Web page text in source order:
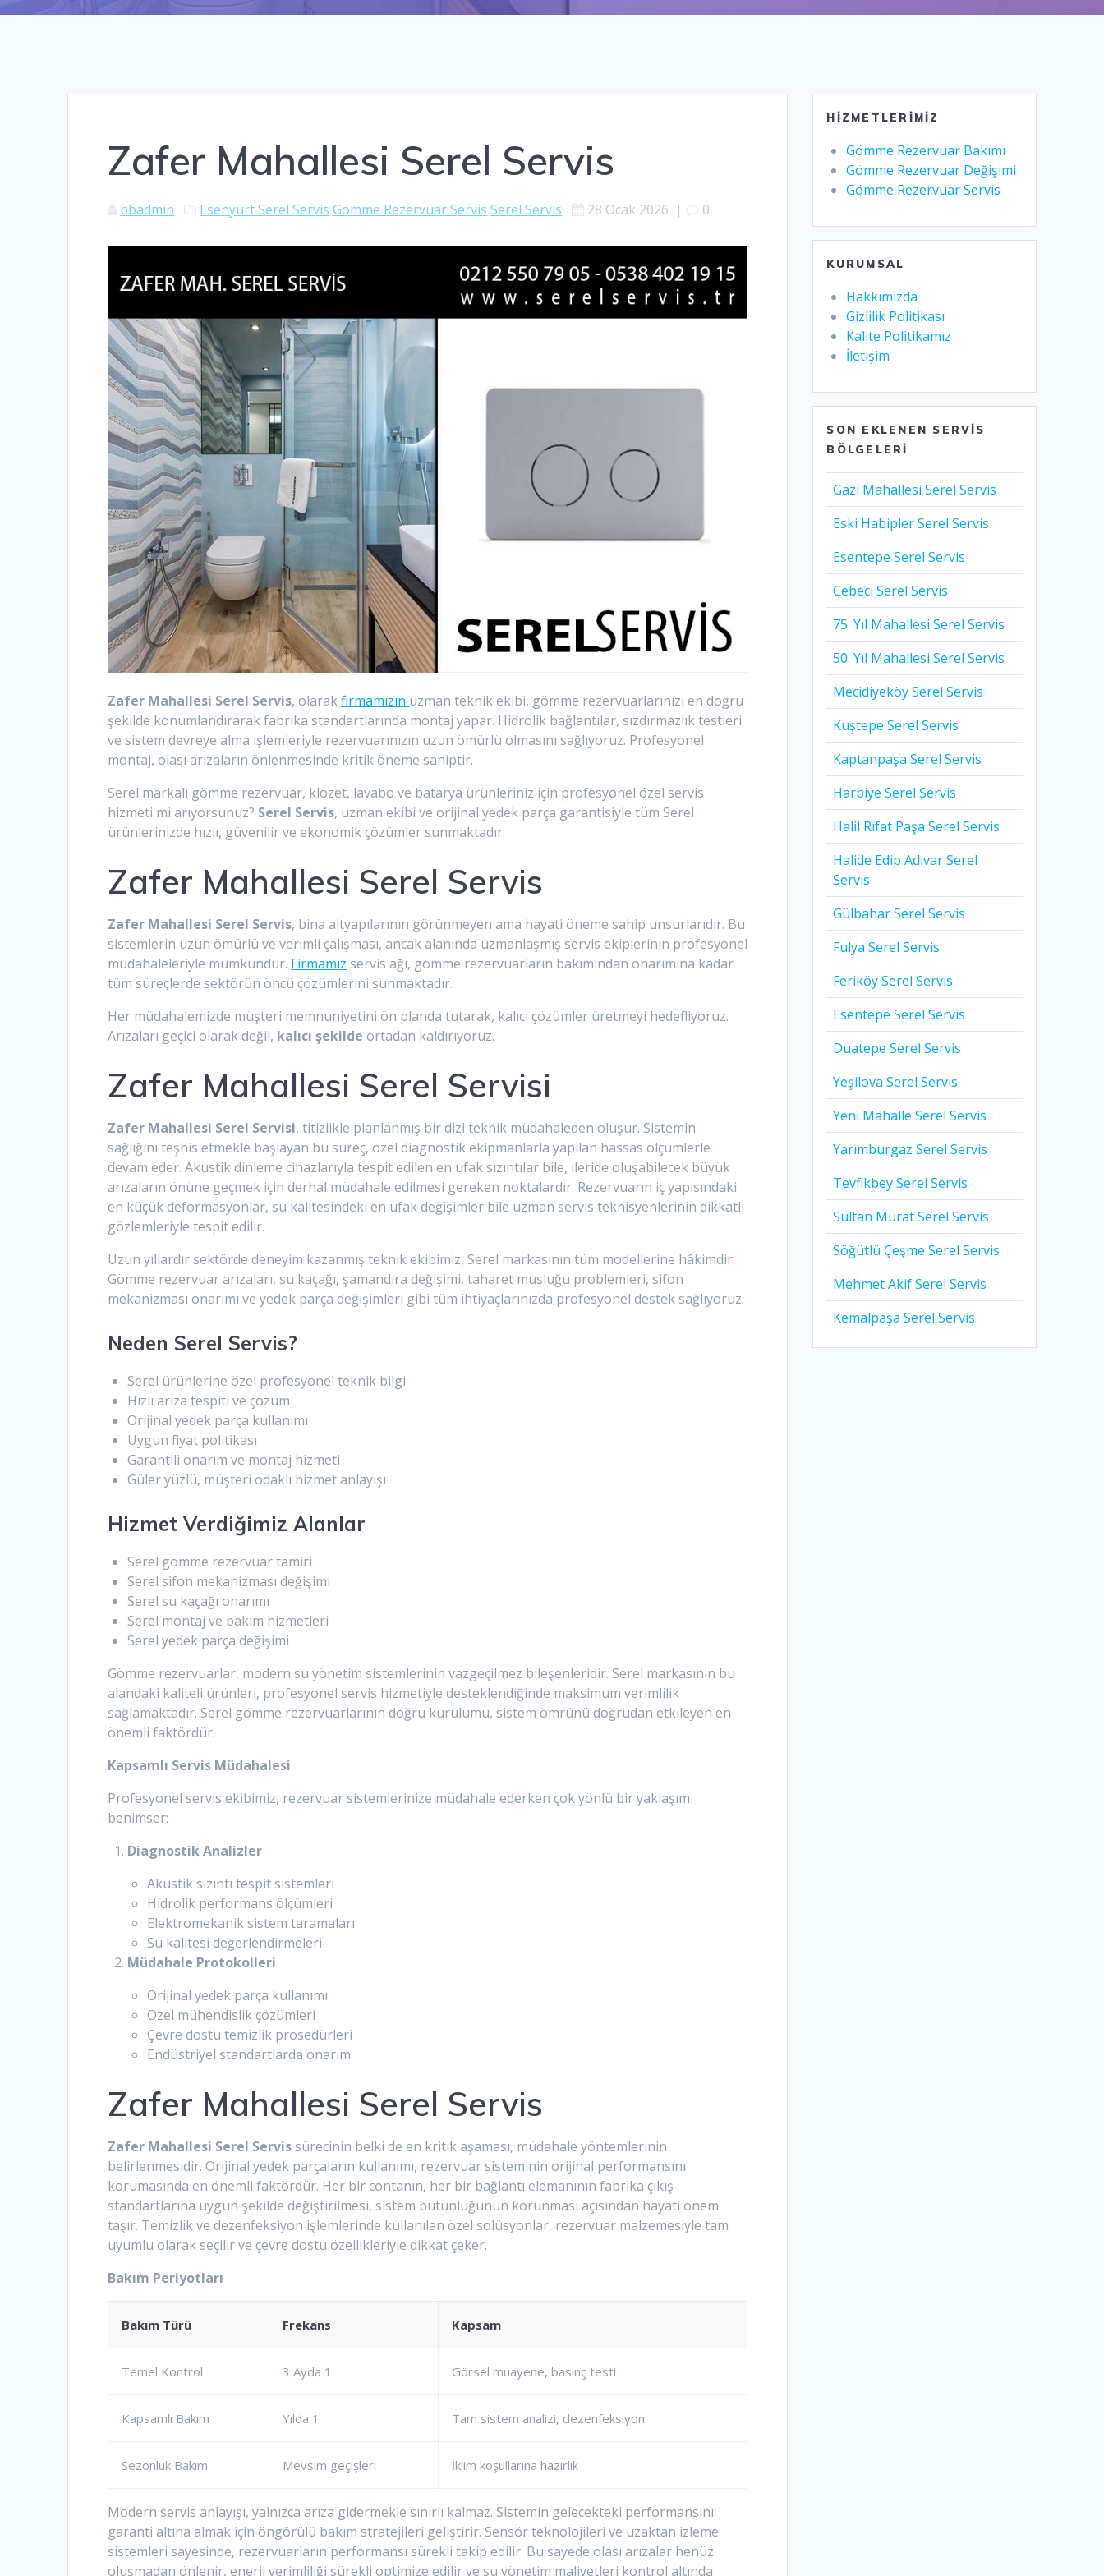
Zafer Mahallesi Serel Servis
bbadmin Esenyurt Serel Servis Gömme Rezervuar Servis Serel Servis 28 Ocak 2026 | 0
Zafer Mahallesi Serel Servis, olarakfirmamızın uzman teknik ekibi, gömme rezervuarlarınızı en doğru
şekilde konumlandırarak fabrika standartlarında montaj yapar. Hidrolik bağlantılar, sızdırmazlık testleri
ve sistem devreye alma işlemleriyle rezervuarınızın uzun ömürlü olmasını sağlıyoruz. Profesyonel
montaj, olası arızaların önlenmesinde kritik öneme sahiptir.
Serel markalı gömme rezervuar, klozet, lavabo ve batarya ürünleriniz için profesyonel özel servis
hizmeti mi arıyorsunuz? Serel Servis, uzman ekibi ve orijinal yedek parça garantisiyle tüm Serel
ürünlerinizde hızlı, güvenilir ve ekonomik çözümler sunmaktadır.
Zafer Mahallesi Serel Servis
Zafer Mahallesi Serel Servis, bina altyapılarının görünmeyen ama hayati öneme sahip unsurlarıdır. Bu
sistemlerin uzun ömürlü ve verimli çalışması, ancak alanında uzmanlaşmış servis ekiplerinin profesyonel
müdahaleleriyle mümkündür. Firmamız servis ağı, gömme rezervuarların bakımından onarımına kadar
tüm süreçlerde sektörün öncü çözümlerini sunmaktadır.
Her müdahalemizde müşteri memnuniyetini ön planda tutarak, kalıcı çözümler üretmeyi hedefliyoruz.
Arızaları geçici olarak değil, kalıcı şekilde ortadan kaldırıyoruz.
Zafer Mahallesi Serel Servisi
Zafer Mahallesi Serel Servisi, titizlikle planlanmış bir dizi teknik müdahaleden oluşur. Sistemin
sağlığını teşhis etmekle başlayan bu süreç, özel diagnostik ekipmanlarla yapılan hassas ölçümlerle
devam eder. Akustik dinleme cihazlarıyla tespit edilen en ufak sızıntılar bile, ileride oluşabilecek büyük
arızaların önüne geçmek için derhal müdahale edilmesi gereken noktalardır. Rezervuarın iç yapısındaki
en küçük deformasyonlar, su kalitesindeki en ufak değişimler bile uzman servis teknisyenlerinin dikkatli
gözlemleriyle tespit edilir.
Uzun yıllardır sektörde deneyim kazanmış teknik ekibimiz, Serel markasının tüm modellerine hâkimdir.
Gömme rezervuar arızaları, su kaçağı, şamandıra değişimi, taharet musluğu problemleri, sifon
mekanizması onarımı ve yedek parça değişimleri gibi tüm ihtiyaçlarınızda profesyonel destek sağlıyoruz.
Neden Serel Servis?
Serel ürünlerine özel profesyonel teknik bilgi
Hızlı arıza tespiti ve çözüm
Orijinal yedek parça kullanımı
Uygun fiyat politikası
Garantili onarım ve montaj hizmeti
Güler yüzlü, müşteri odaklı hizmet anlayışı
Hizmet Verdiğimiz Alanlar
Serel gömme rezervuar tamiri
Serel sifon mekanizması değişimi
Serel su kaçağı onarımı
Serel montaj ve bakım hizmetleri
Serel yedek parça değişimi
Gömme rezervuarlar, modern su yönetim sistemlerinin vazgeçilmez bileşenleridir. Serel markasının bu
alandaki kaliteli ürünleri, profesyonel servis hizmetiyle desteklendiğinde maksimum verimlilik
sağlamaktadır. Serel gömme rezervuarlarının doğru kurulumu, sistem ömrünü doğrudan etkileyen en
önemli faktördür.
Kapsamlı Servis Müdahalesi
Profesyonel servis ekibimiz, rezervuar sistemlerinize müdahale ederken çok yönlü bir yaklaşım
benimser:
Diagnostik Analizler
Akustik sızıntı tespit sistemleri
Hidrolik performans ölçümleri
Elektromekanik sistem taramaları
Su kalitesi değerlendirmeleri
Müdahale Protokolleri
Orijinal yedek parça kullanımı
Özel mühendislik çözümleri
Çevre dostu temizlik prosedürleri
Endüstriyel standartlarda onarım
Zafer Mahallesi Serel Servis
Zafer Mahallesi Serel Servissürecinin belki de en kritik aşaması, müdahale yöntemlerinin
belirlenmesidir. Orijinal yedek parçaların kullanımı, rezervuar sisteminin orijinal performansını
korumasında en önemli faktördür. Her bir contanın, her bir bağlantı elemanının fabrika çıkış
standartlarına uygun şekilde değiştirilmesi, sistem bütünlüğünün korunması açısından hayati önem
taşır. Temizlik ve dezenfeksiyon işlemlerinde kullanılan özel solüsyonlar, rezervuar malzemesiyle tam
uyumlu olarak seçilir ve çevre dostu özellikleriyle dikkat çeker.
Bakım Periyotları
Bakım Türü Frekans Kapsam
Temel Kontrol 3 Ayda 1 Görsel muayene, basınç testi
Kapsamlı Bakım Yılda 1 Tam sistem analizi, dezenfeksiyon
Sezonluk Bakım Mevsim geçişleri İklim koşullarına hazırlık
Modern servis anlayışı, yalnızca arıza gidermekle sınırlı kalmaz. Sistemin gelecekteki performansını
garanti altına almak için öngörülü bakım stratejileri geliştirir. Sensör teknolojileri ve uzaktan izleme
sistemleri sayesinde, rezervuarların performansı sürekli takip edilir. Bu sayede olası arızalar henüz
oluşmadan önlenir, enerji verimliliği sürekli optimize edilir ve su yönetim maliyetleri kontrol altında
HIZMETLERIMIZ
Gömme Rezervuar Bakımı
Gömme Rezervuar Değişimi
Gömme Rezervuar Servis
KURUMSAL
Hakkımızda
Gizlilik Politikası
Kalite Politikamız
İletişim
SON EKLENEN SERVIS
BÖLGELERI
Gazi Mahallesi Serel Servis
Eski Habipler Serel Servis
Esentepe Serel Servis
Cebeci Serel Servis
75. Yıl Mahallesi Serel Servis
50. Yıl Mahallesi Serel Servis
Mecidiyeköy Serel Servis
Kuştepe Serel Servis
Kaptanpaşa Serel Servis
Harbiye Serel Servis
Halil Rıfat Paşa Serel Servis
Halide Edip Adıvar Serel
Servis
Gülbahar Serel Servis
Fulya Serel Servis
Feriköy Serel Servis
Esentepe Serel Servis
Duatepe Serel Servis
Yeşilova Serel Servis
Yeni Mahalle Serel Servis
Yarımburgaz Serel Servis
Tevfikbey Serel Servis
Sultan Murat Serel Servis
Söğütlü Çeşme Serel Servis
Mehmet Akif Serel Servis
Kemalpaşa Serel Servis